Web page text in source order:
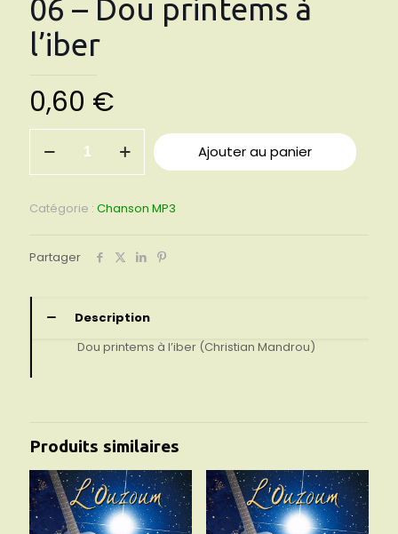
06 – Dou printems à
l’iber
0,60 €
06
Dou
printems
l'iber
Ajouter au panier
Catégorie : Chanson MP3
Partager
Description
Dou printems à l’iber (Christian Mandrou)
Produits similaires